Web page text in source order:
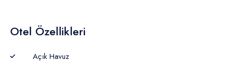
Otel Özellikleri
Açık Havuz